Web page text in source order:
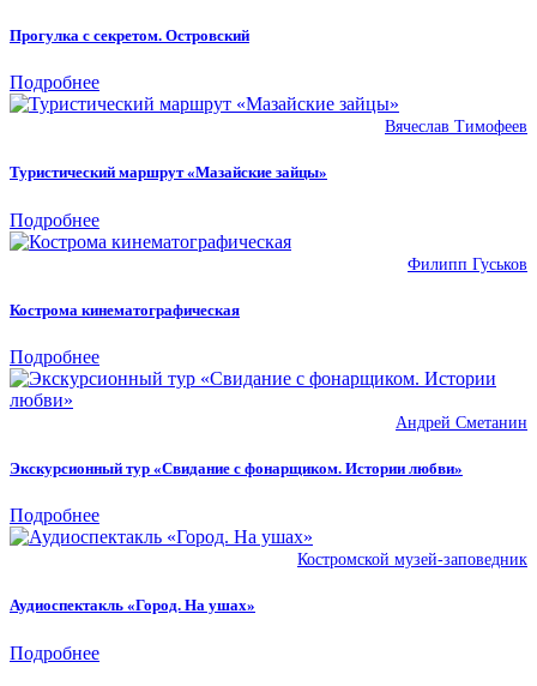
Прогулка с секретом. Островский
Подробнее
Вячеслав Тимофеев
Туристический маршрут «Мазайские зайцы»
Подробнее
Филипп Гуськов
Кострома кинематографическая
Подробнее
Андрей Сметанин
Экскурсионный тур «Свидание с фонарщиком. Истории любви»
Подробнее
Костромской музей-заповедник
Аудиоспектакль «Город. На ушах»
Подробнее